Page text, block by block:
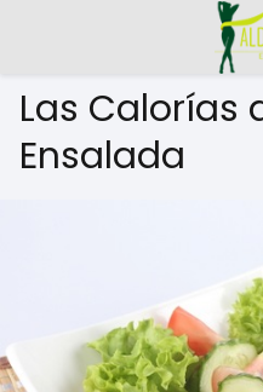
Las Calorías
Ensalada